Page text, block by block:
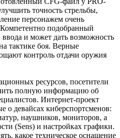
точность стрельбы,
персонажем очень
подобранный
и может дать возможность
тактике боя. Верные
контроль отдачи оружия
ресурсов, посетители
полную информацию об
Интернет-проект
о девайсах киберспортсменов:
наушников, мониторов, а
(Sens) и настройках графики.
какое техническое оснащение